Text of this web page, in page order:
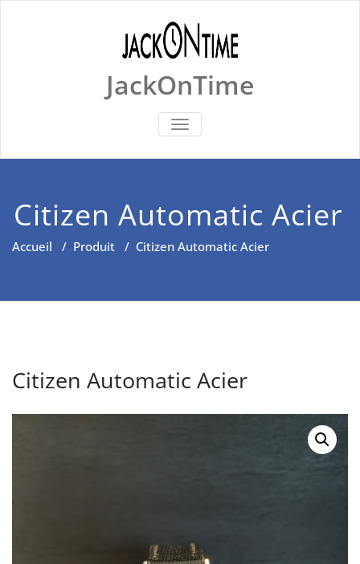
JackOnTime
BASCULER
LA
Citizen Automatic Acier
Accueil / Produit / Citizen Automatic Acier
Citizen Automatic Acier